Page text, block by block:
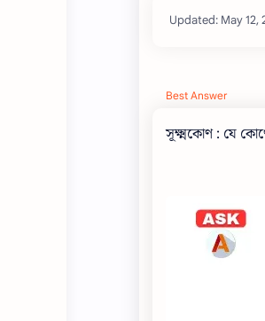
Best Answer
সূক্ষ্মকোণ : যে